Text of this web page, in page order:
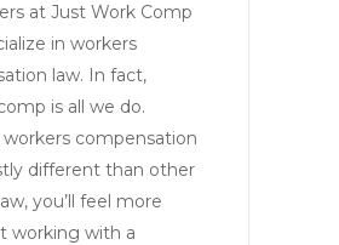
at Just Work Comp
in workers
law. In fact,
is all we do.
workers compensation
different than other
you’ll feel more
working with a